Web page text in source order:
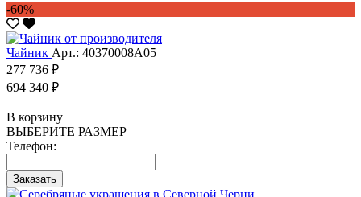
-60%
Чайник Арт.: 40370008А05
277 736 ₽
694 340 ₽
В корзину
ВЫБЕРИТЕ РАЗМЕР
Телефон:
Заказать